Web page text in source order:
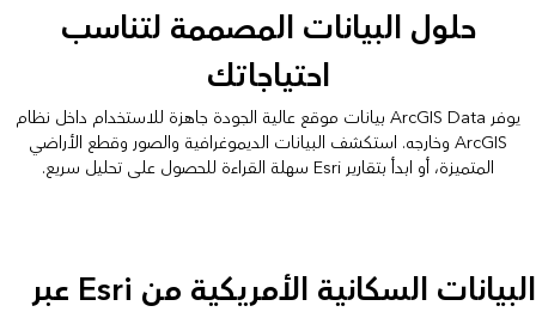
حلول البيانات المصممة لتناسب
احتياجاتك
يوفر ArcGIS Data بيانات موقع عالية الجودة جاهزة للاستخدام داخل نظام
ArcGIS وخارجه. استكشف البيانات الديموغرافية والصور وقطع الأراضي
المتميزة، أو ابدأ بتقارير Esri سهلة القراءة للحصول على تحليل سريع.
البيانات السكانية الأمريكية من Esri عبر